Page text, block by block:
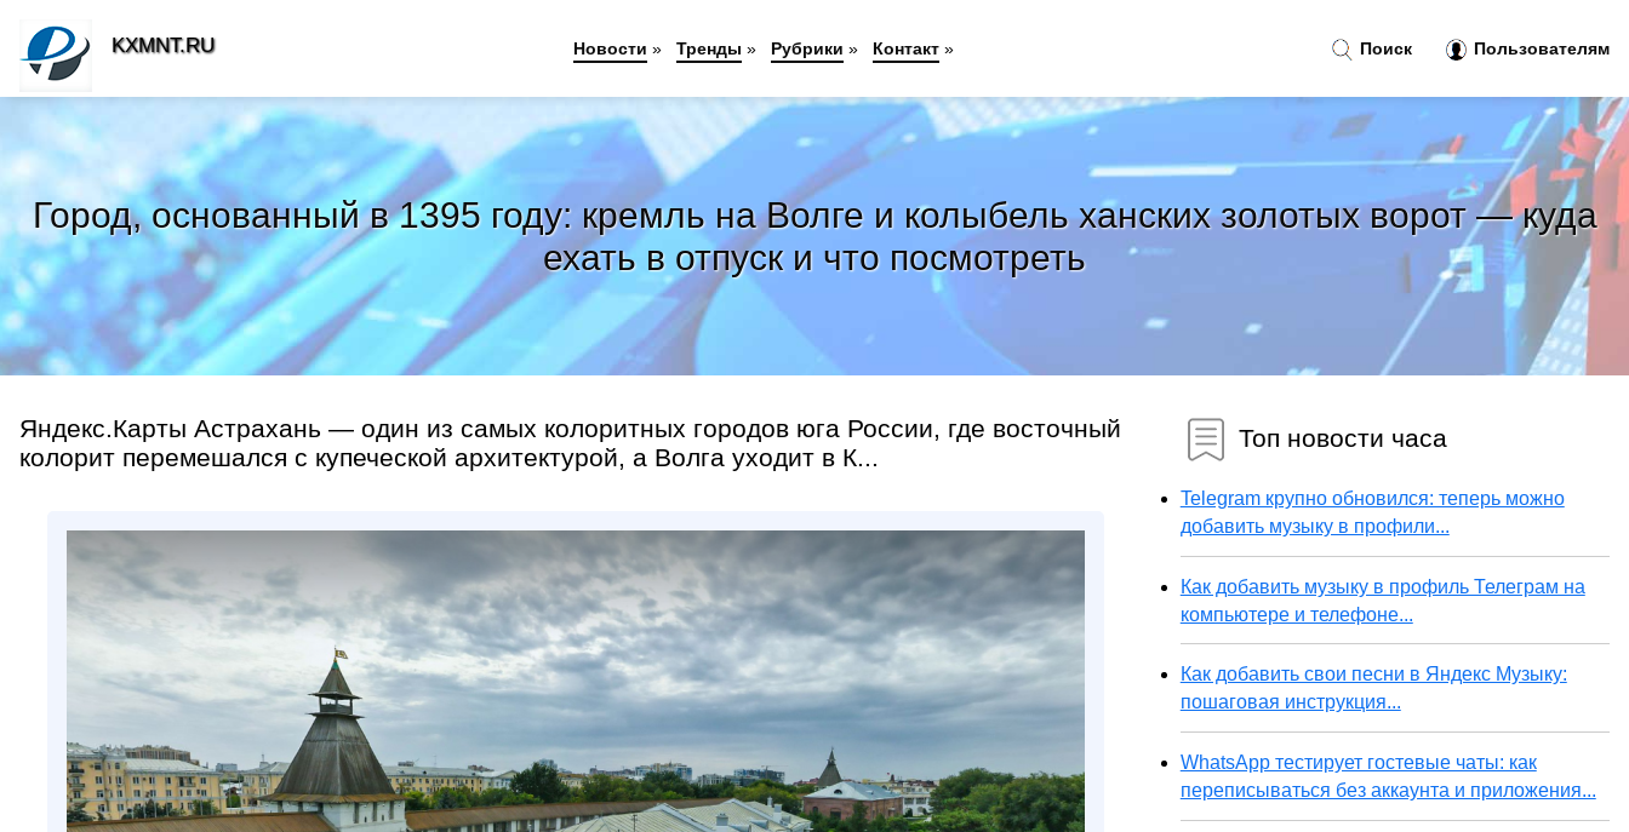
Город, основанный в 1395 году: кремль на Волге и колыбель ханских золотых ворот — куда
ехать в отпуск и что посмотреть
Яндекс.Карты Астрахань — один из самых колоритных городов юга России, где восточный
колорит перемешался с купеческой архитектурой, а Волга уходит в К...
Топ новости часа
Telegram крупно обновился: теперь можно
добавить музыку в профили...
Как добавить музыку в профиль Телеграм на
компьютере и телефоне...
Как добавить свои песни в Яндекс Музыку:
пошаговая инструкция...
WhatsApp тестирует гостевые чаты: как
переписываться без аккаунта и приложения...
Поиск Пользователям
KXMNT.RU Новости » Тренды » Рубрики » Контакт»